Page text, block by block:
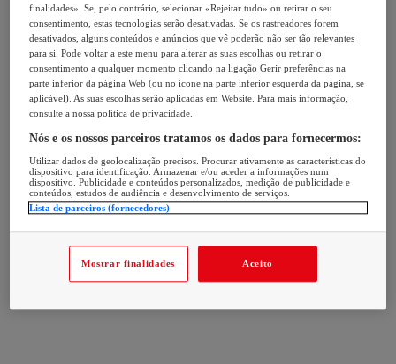
finalidades». Se, pelo contrário, selecionar «Rejeitar tudo» ou retirar o seu
consentimento, estas tecnologias serão desativadas. Se os rastreadores forem
desativados, alguns conteúdos e anúncios que vê poderão não ser tão relevantes
para si. Pode voltar a este menu para alterar as suas escolhas ou retirar o
consentimento a qualquer momento clicando na ligação Gerir preferências na
parte inferior da página Web (ou no ícone na parte inferior esquerda da página, se
aplicável). As suas escolhas serão aplicadas em Website. Para mais informação,
consulte a nossa política de privacidade.
Nós e os nossos parceiros tratamos os dados para fornecermos:
Utilizar dados de geolocalização precisos. Procurar ativamente as características do
dispositivo para identificação. Armazenar e/ou aceder a informações num
dispositivo. Publicidade e conteúdos personalizados, medição de publicidade e
conteúdos, estudos de audiência e desenvolvimento de serviços.
Lista de parceiros (fornecedores)
Mostrar finalidades Aceito